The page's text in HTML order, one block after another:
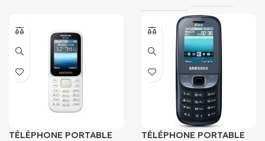
TÉLÉPHONE PORTABLE
TÉLÉPHONE PORTABLE